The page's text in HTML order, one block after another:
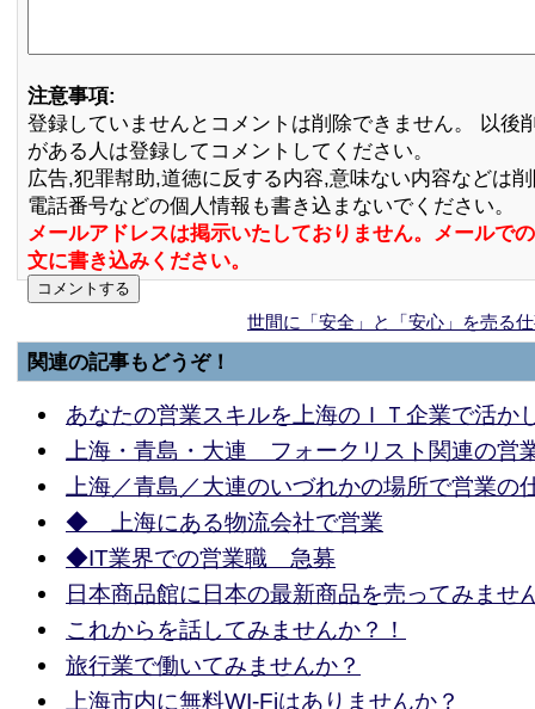
注意事項:
登録していませんとコメントは削除できません。 以後
がある人は登録してコメントしてください。
広告,犯罪幇助,道徳に反する内容,意味ない内容などは
電話番号などの個人情報も書き込まないでください。
メールアドレスは掲示いたしておりません。メールで
文に書き込みください。
世間に「安全」と「安心」を売る
関連の記事もどうぞ！
あなたの営業スキルを上海のＩＴ企業で活か
上海・青島・大連 フォークリスト関連の営
上海／青島／大連のいづれかの場所で営業の
◆ 上海にある物流会社で営業
◆IT業界での営業職 急募
日本商品館に日本の最新商品を売ってみませ
これからを話してみませんか？！
旅行業で働いてみませんか？
上海市内に無料WI-Fiはありませんか？